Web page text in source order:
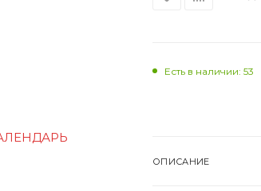
Есть в наличии: 53
ОПИСАНИЕ